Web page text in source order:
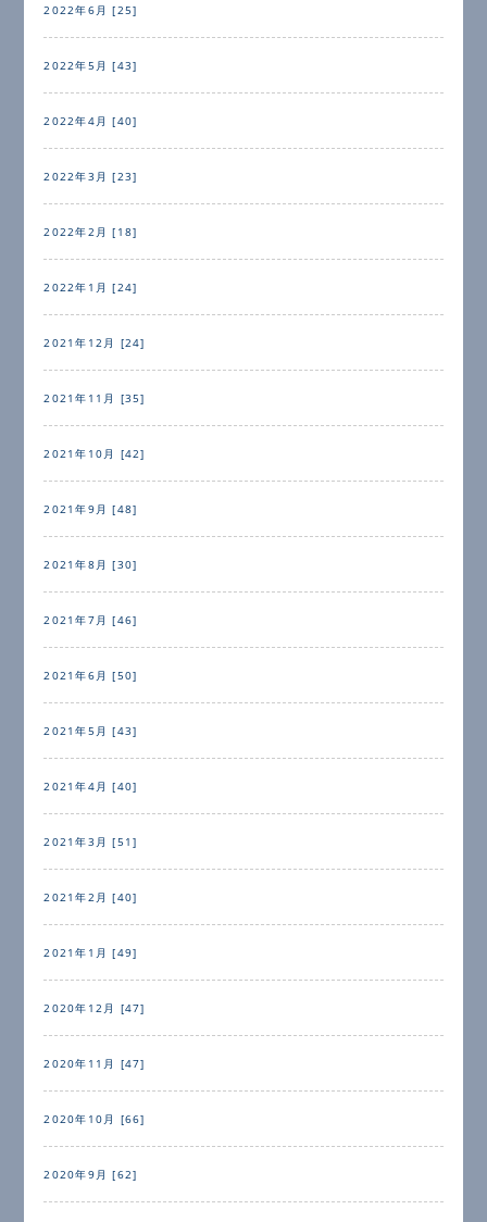
2022年6月 [25]
2022年5月 [43]
2022年4月 [40]
2022年3月 [23]
2022年2月 [18]
2022年1月 [24]
2021年12月 [24]
2021年11月 [35]
2021年10月 [42]
2021年9月 [48]
2021年8月 [30]
2021年7月 [46]
2021年6月 [50]
2021年5月 [43]
2021年4月 [40]
2021年3月 [51]
2021年2月 [40]
2021年1月 [49]
2020年12月 [47]
2020年11月 [47]
2020年10月 [66]
2020年9月 [62]